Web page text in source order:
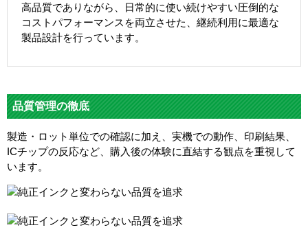
高品質でありながら、日常的に使い続けやすい圧倒的な
コストパフォーマンスを両立させた、継続利用に最適な
製品設計を行っています。
品質管理の徹底
製造・ロット単位での確認に加え、実機での動作、印刷結果、
ICチップの反応など、購入後の体験に直結する観点を重視して
います。